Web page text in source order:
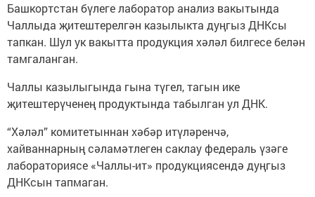
Башкортстан бүлеге лаборатор анализ вакытында
Чаллыда җитештерелгән казылыкта дуңгыз ДНКсы
тапкан. Шул ук вакытта продукция хәләл билгесе белән
тамгаланган.
Чаллы казылыгында гына түгел, тагын ике
җитештерүченең продуктында табылган ул ДНК.
“Хәләл” комитетыннан хәбәр итүләренчә,
хайваннарның сәламәтлеген саклау федераль үзәге
лабораториясе «Чаллы-ит» продукциясендә дуңгыз
ДНКсын тапмаган.